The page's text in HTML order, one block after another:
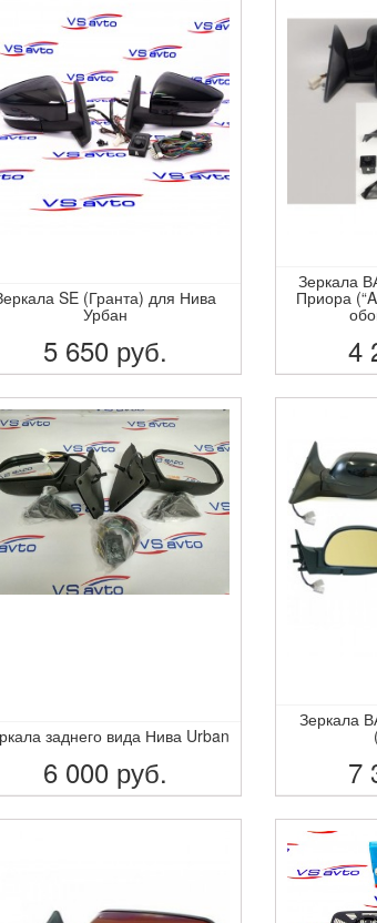
SE (Гранта) для Нива
Урбан
5 650 руб.
ПОДРОБНЕЕ
Зеркала
Приора
4
заднего вида Нива Urban
6 000 руб.
ПОДРОБНЕЕ
Зеркала
7